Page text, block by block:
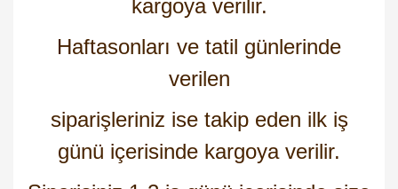
kargoya verilir.
Haftasonları ve tatil günlerinde
verilen
siparişleriniz ise takip eden ilk iş
günü içerisinde kargoya verilir.